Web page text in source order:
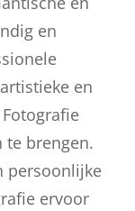
en
en
te brengen.
persoonlijke
ervoor